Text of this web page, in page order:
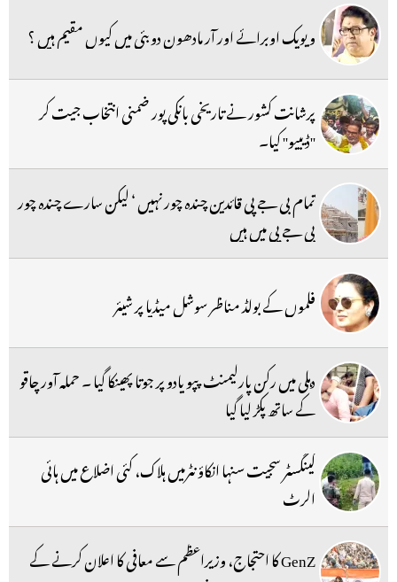
ویویک اوبرائے اور آر مادھون دوبئی میں کیوں مقیم ہیں ؟
پرشانت کشور نے تاریخی بانکی پور ضمنی انتخاب جیت کر
''ڈیبیو'' کیا۔
تمام بی جے پی قائدین چندہ چور نہیں ‘ لیکن سارے چندہ چور
بی جے پی میں ہیں
فلموں کے بولڈ مناظر سوشل میڈیا پر شیئر
دہلی میں رکن پارلیمنٹ پپو یادو پر جوتا پھینکا گیا ۔ حملہ آور چاقو
کے ساتھ پکڑ لیا گیا
گینگسٹر سجیت سنہا انکاؤنٹرمیں ہلاک، کئی اضلاع میں ہائی
الرٹ
GenZ کا احتجاج، وزیراعظم سے معافی کا اعلان کرنے کے